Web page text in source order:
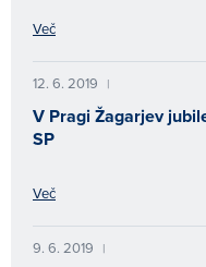
Več
12. 6. 2019 |
V Pragi Žagarjev
SP
Več
9. 6. 2019 |